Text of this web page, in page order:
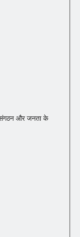
संगठन और जनता के